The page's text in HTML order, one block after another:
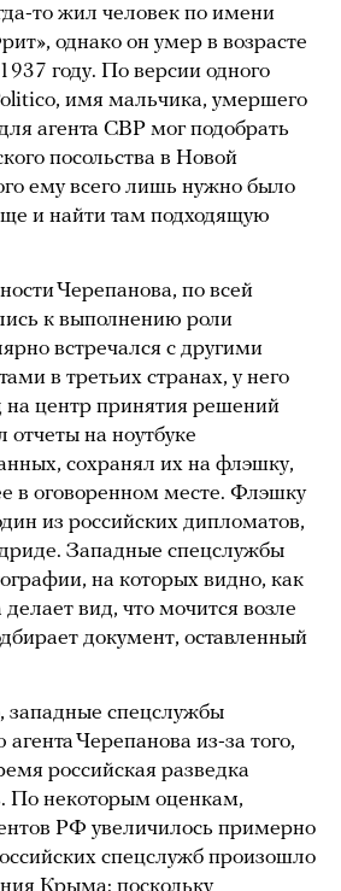
то жил человек по имени
однако он умер в возрасте
году. По версии одного
имя мальчика, умершего
агента СВР мог подобрать
посольства в Новой
ему всего лишь нужно было
и найти там подходящую
Черепанова, по всей
к выполнению роли
встречался с другими
в третьих странах, у него
центр принятия решений
на ноутбуке
сохранял их на флэшку,
в оговоренном месте. Флэшку
из российских дипломатов,
Западные спецслужбы
на которых видно, как
вид, что мочится возле
документ, оставленный
западные спецслужбы
Черепанова из-за того,
российская разведка
По некоторым оценкам,
РФ увеличилось примерно
спецслужб произошло